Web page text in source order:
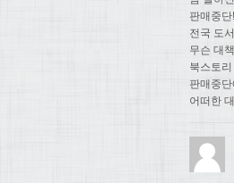
판매중
전국 도
무슨 대
북스토
판매중
어떠한